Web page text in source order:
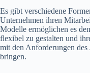
Es gibt verschiedene
Unternehmen ihren
Modelle ermöglichen es
flexibel zu gestalten und
mit den Anforderungen
bringen.